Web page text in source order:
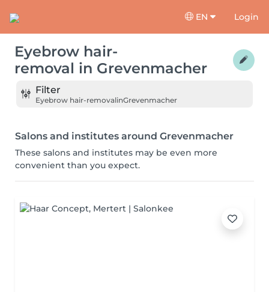
EN Login
Eyebrow hair-
removal in Grevenmacher
Filter
Eyebrow hair-removalinGrevenmacher
Salons and institutes around Grevenmacher
These salons and institutes may be even more
convenient than you expect.